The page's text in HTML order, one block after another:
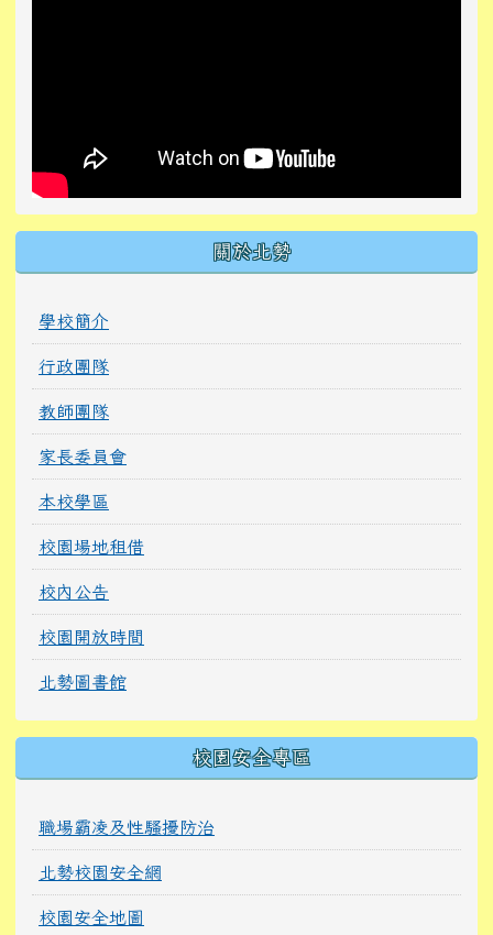
關於北勢
學校簡介
行政團隊
教師團隊
家長委員會
本校學區
校園場地租借
校內公告
校園開放時間
北勢圖書館
校園安全專區
職場霸凌及性騷擾防治
北勢校園安全網
校園安全地圖